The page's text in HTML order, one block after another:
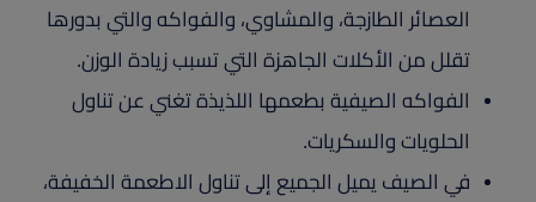
العصائر الطازجة، والمشاوي، والفواكه والتي بدورها
تقلل من الأكلات الجاهزة التي تسبب زيادة الوزن.
الفواكه الصيفية بطعمها اللذيذة تغني عن تناول
الحلويات والسكريات.
في الصيف يميل الجميع إلى تناول الاطعمة الخفيفة،